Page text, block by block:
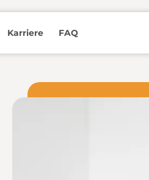
Karriere FAQ